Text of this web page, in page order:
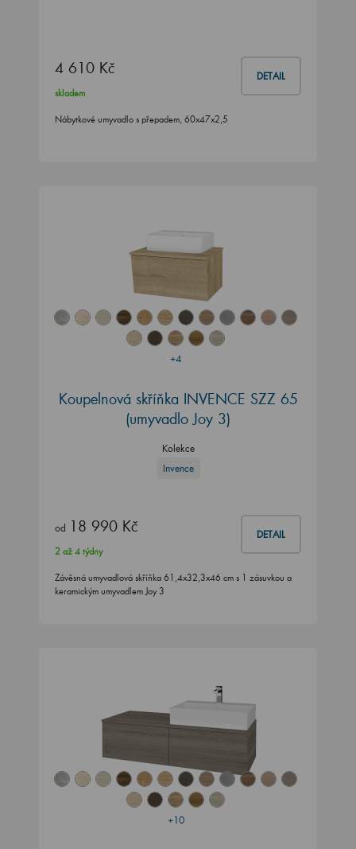
4 610 Kč DETAIL
skladem
Nábytkové umyvadlo s přepadem, 60x47x2,5
+4
Koupelnová skříňka INVENCE SZZ 65
(umyvadlo Joy 3)
Kolekce
Invence
od 18 990 Kč DETAIL
2 až 4 týdny
Závěsná umyvadlová skříňka 61,4x32,3x46 cm s 1 zásuvkou a
keramickým umyvadlem Joy 3
+10